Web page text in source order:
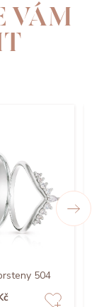
VÁM
504